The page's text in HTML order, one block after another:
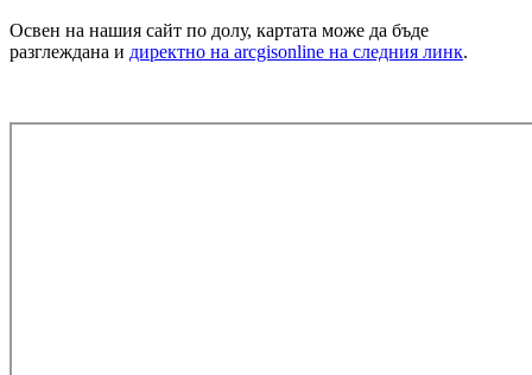
Освен на нашия сайт по долу, картата може да бъде
разглеждана и директно на arcgisonline на следния линк.